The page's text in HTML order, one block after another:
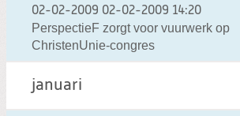
02-02-2009 02-02-2009 14:20
PerspectieF zorgt voor vuurwerk op
ChristenUnie-congres
januari